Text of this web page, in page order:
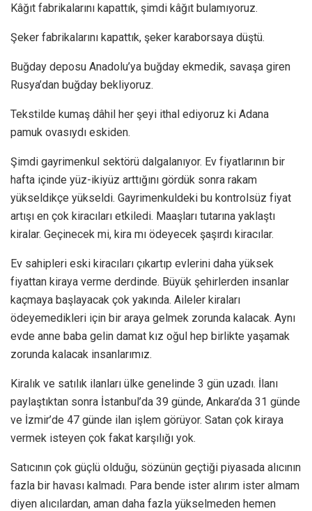
Kâğıt fabrikalarını kapattık, şimdi kâğıt bulamıyoruz.
Şeker fabrikalarını kapattık, şeker karaborsaya düştü.
Buğday deposu Anadolu’ya buğday ekmedik, savaşa giren
Rusya’dan buğday bekliyoruz.
Tekstilde kumaş dâhil her şeyi ithal ediyoruz ki Adana
pamuk ovasıydı eskiden.
Şimdi gayrimenkul sektörü dalgalanıyor. Ev fiyatlarının bir
hafta içinde yüz-ikiyüz arttığını gördük sonra rakam
yükseldikçe yükseldi. Gayrimenkuldeki bu kontrolsüz fiyat
artışı en çok kiracıları etkiledi. Maaşları tutarına yaklaştı
kiralar. Geçinecek mi, kira mı ödeyecek şaşırdı kiracılar.
Ev sahipleri eski kiracıları çıkartıp evlerini daha yüksek
fiyattan kiraya verme derdinde. Büyük şehirlerden insanlar
kaçmaya başlayacak çok yakında. Aileler kiraları
ödeyemedikleri için bir araya gelmek zorunda kalacak. Aynı
evde anne baba gelin damat kız oğul hep birlikte yaşamak
zorunda kalacak insanlarımız.
Kiralık ve satılık ilanları ülke genelinde 3 gün uzadı. İlanı
paylaştıktan sonra İstanbul’da 39 günde, Ankara’da 31 günde
ve İzmir’de 47 günde ilan işlem görüyor. Satan çok kiraya
vermek isteyen çok fakat karşılığı yok.
Satıcının çok güçlü olduğu, sözünün geçtiği piyasada alıcının
fazla bir havası kalmadı. Para bende ister alırım ister almam
diyen alıcılardan, aman daha fazla yükselmeden hemen